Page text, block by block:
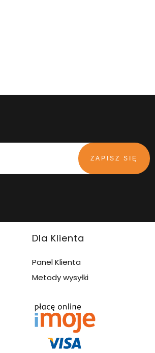
ZAPISZ SIĘ
Dla Klienta
Panel Klienta
Metody wysyłki